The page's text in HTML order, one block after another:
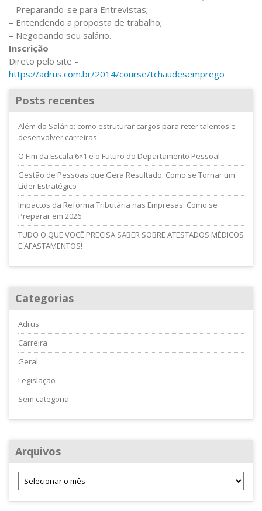
– Preparando-se para Entrevistas;
– Entendendo a proposta de trabalho;
– Negociando seu salário.
Inscrição
Direto pelo site –
https://adrus.com.br/2014/course/tchaudesemprego
Posts recentes
Além do Salário: como estruturar cargos para reter talentos e
desenvolver carreiras
O Fim da Escala 6×1 e o Futuro do Departamento Pessoal
Gestão de Pessoas que Gera Resultado: Como se Tornar um
Líder Estratégico
Impactos da Reforma Tributária nas Empresas: Como se
Preparar em 2026
TUDO O QUE VOCÊ PRECISA SABER SOBRE ATESTADOS MÉDICOS
E AFASTAMENTOS!
Categorias
Adrus
Carreira
Geral
Legislação
Sem categoria
Arquivos